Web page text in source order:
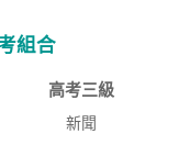
組合
高考三級
新聞